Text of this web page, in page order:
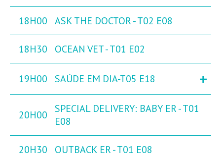
18H00 ASK THE DOCTOR - T02 E08
18H30 OCEAN VET - T01 E02
19H00 SAÚDE EM DIA-T05 E18 +
20H00
SPECIAL DELIVERY: BABY ER - T01
E08
20H30 OUTBACK ER - T01 E08